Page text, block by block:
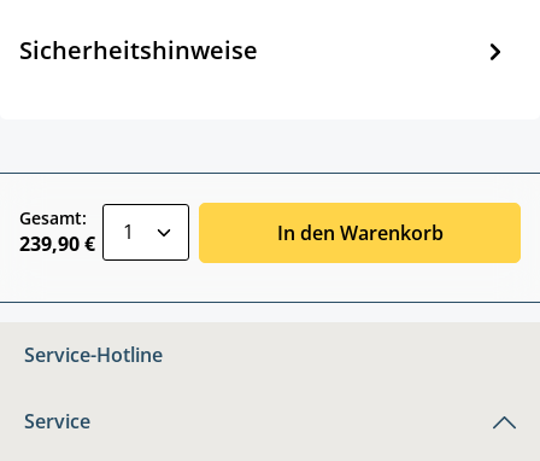
Sicherheitshinweise
Gesamt:
239,90 € In den Warenkorb
Service-Hotline
Service